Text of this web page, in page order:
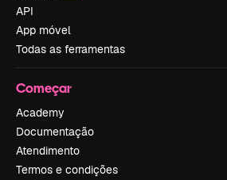
API
App móvel
Todas as ferramentas
Começar
Academy
Documentação
Atendimento
Termos e condições